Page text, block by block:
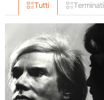
Tutti Terminati